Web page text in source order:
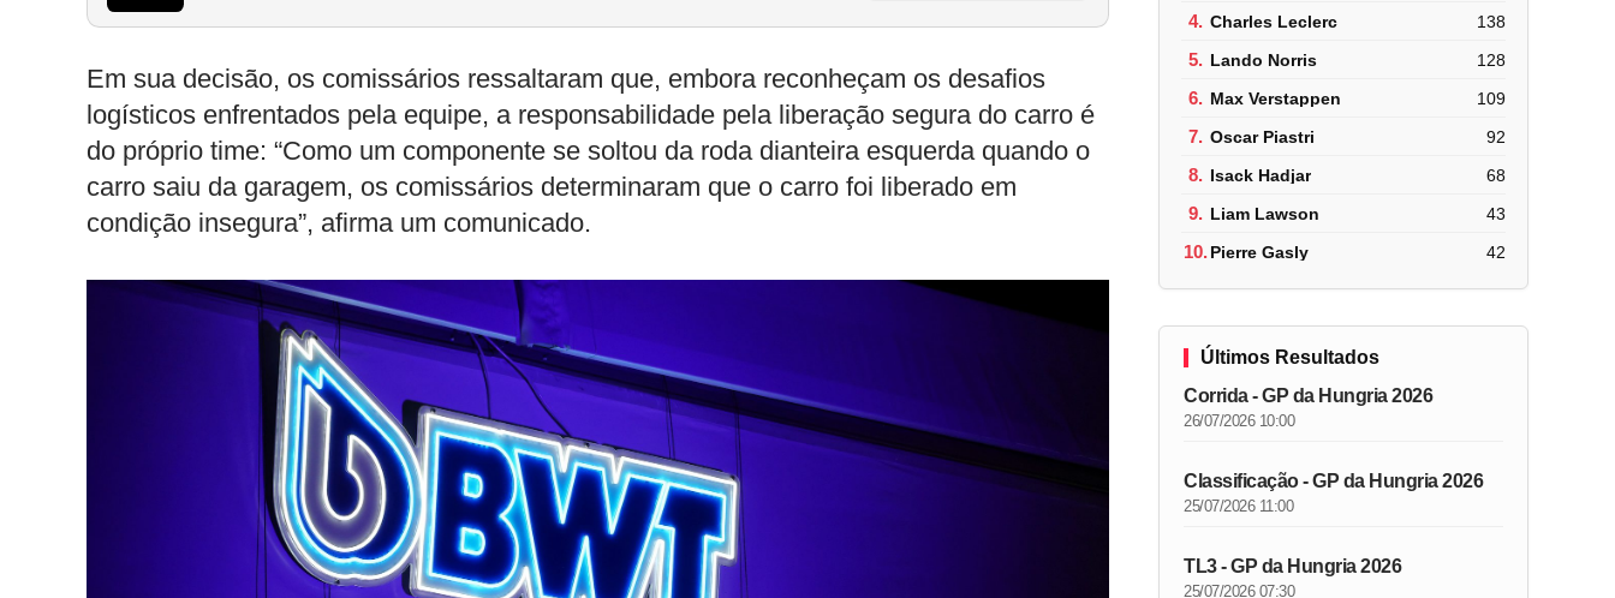
Em sua decisão, os comissários ressaltaram que, embora reconheçam os desafios
logísticos enfrentados pela equipe, a responsabilidade pela liberação segura do carro é
do próprio time: “Como um componente se soltou da roda dianteira esquerda quando o
carro saiu da garagem, os comissários determinaram que o carro foi liberado em
condição insegura”, afirma um comunicado.
4. Charles Leclerc 138
5. Lando Norris 128
6. Max Verstappen 109
7. Oscar Piastri 92
8. Isack Hadjar 68
9. Liam Lawson 43
10.Pierre Gasly 42
Últimos Resultados
Corrida - GP da Hungria 2026
26/07/2026 10:00
Classificação - GP da Hungria 2026
25/07/2026 11:00
TL3 - GP da Hungria 2026
25/07/2026 07:30